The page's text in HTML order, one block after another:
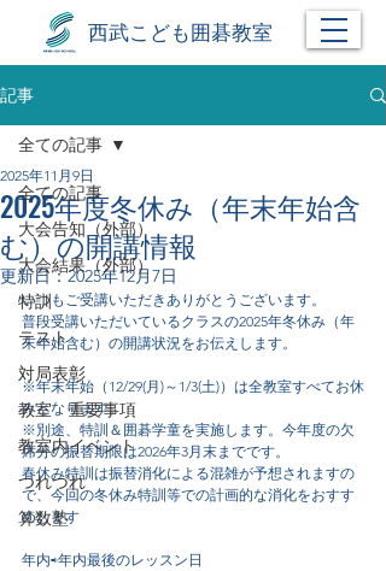
西武こども囲碁教室
記事
全ての記事
大会告知（外部）
大会結果（外部）
特訓
テスト
対局表彰
教室 重要事項
教室内イベント
つれづれ
算数塾
全ての記事
2025年度冬休み（年末年始含
む）の開講情報
2025年11月9日
更新日：2025年12月7日
いつもご受講いただきありがとうございます。
普段受講いただいているクラスの2025年冬休み（年
末年始含む）の開講状況をお伝えします。
※年末年始（12/29(月)～1/3(土)）は全教室すべてお休
みとなります。
※別途、特訓＆囲碁学童を実施します。今年度の欠
席分の振替期限は2026年3月末までです。
春休み特訓は振替消化による混雑が予想されますの
で、今回の冬休み特訓等での計画的な消化をおすす
めします
年内⇨年内最後のレッスン日